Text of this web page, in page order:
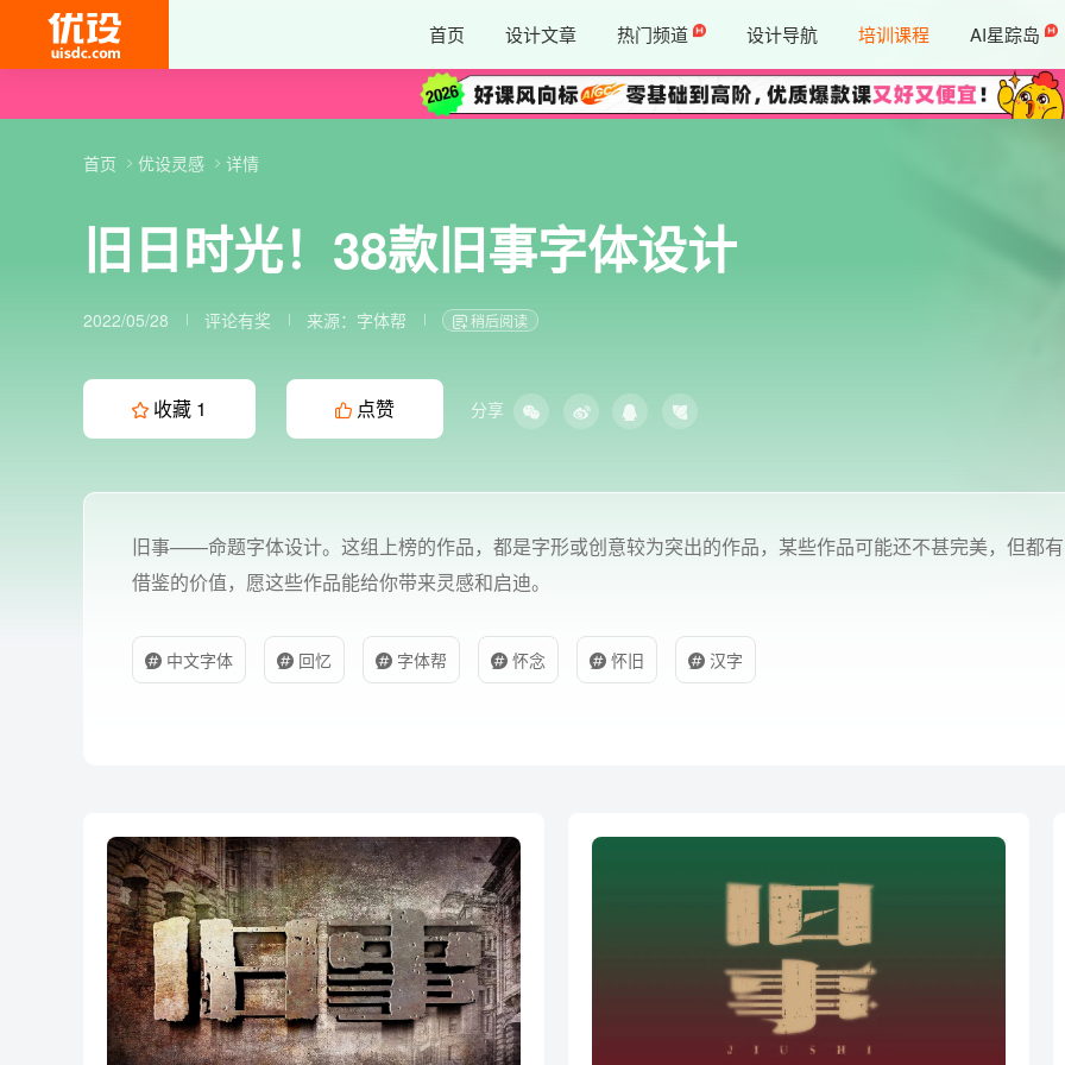
首页 设计文章 热门频道 设计导航 培训课程 AI星踪岛
首页 优设灵感 详情
旧日时光！38款旧事字体设计
2022/05/28 评论有奖 来源： 字体帮 稍后阅读
收藏 1 点赞 分享
旧事——命题字体设计。这组上榜的作品，都是字形或创意较为突出的作品，某些作品可能还不甚完美，但都
借鉴的价值，愿这些作品能给你带来灵感和启迪。
中文字体 回忆 字体帮 怀念 怀旧 汉字